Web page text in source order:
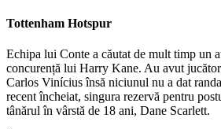
Tottenham Hotspur
Echipa lui Conte a căutat de mult timp un
concurență lui Harry Kane. Au avut
Carlos Vinícius însă niciunul nu a dat
recent încheiat, singura rezervă pentru
tânărul în vârstă de 18 ani, Dane Scarlett.